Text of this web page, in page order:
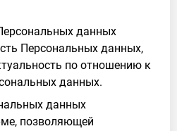
данных
Персональных данных,
по отношению к
данных.
данных
позволяющей